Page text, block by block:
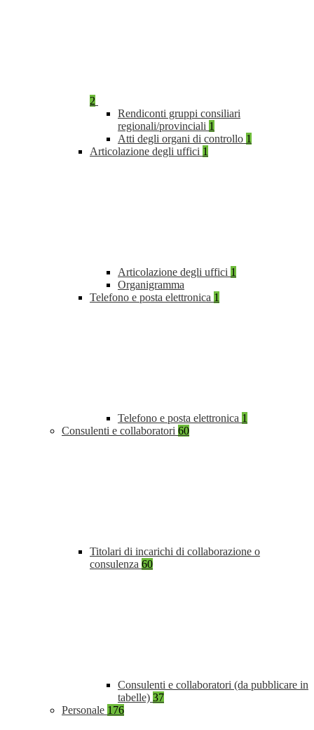
2
Rendiconti gruppi consiliari
regionali/provinciali 1
Atti degli organi di controllo 1
Articolazione degli uffici 1
Articolazione degli uffici 1
Organigramma
Telefono e posta elettronica 1
Telefono e posta elettronica 1
Consulenti e collaboratori 60
Titolari di incarichi di collaborazione o
consulenza 60
Consulenti e collaboratori (da pubblicare in
tabelle) 37
Personale 176